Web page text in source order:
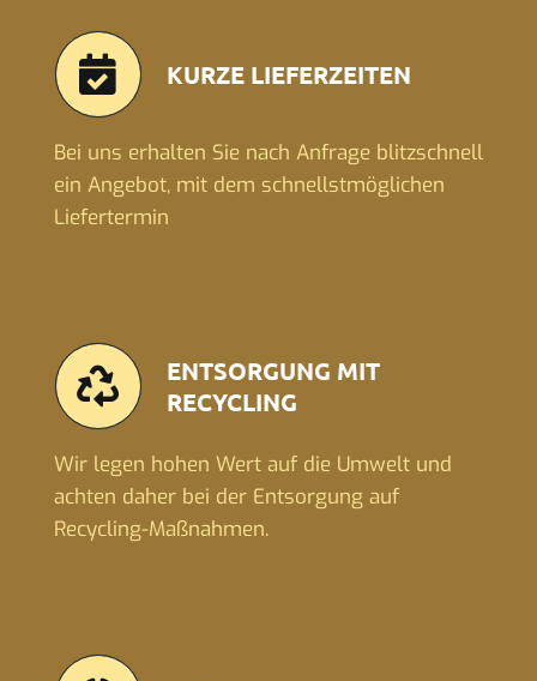
KURZE LIEFERZEITEN
Bei uns erhalten Sie nach Anfrage blitzschnell
ein Angebot, mit dem schnellstmöglichen
Liefertermin
ENTSORGUNG MIT
RECYCLING
Wir legen hohen Wert auf die Umwelt und
achten daher bei der Entsorgung auf
Recycling-Maßnahmen.